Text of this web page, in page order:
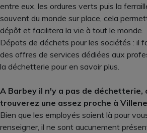
entre eux, les ordures verts puis la
souvent du monde sur place, cela
dépôt et facilitera la vie à tout le monde.
Dépots de déchets pour les sociétés : il
des offres de services dédiées aux
la déchetterie pour en savoir plus.
A Barbey il n'y a pas de déchetterie,
trouverez une assez proche à
Bien que les employés soient là pour
renseigner, il ne sont aucunement